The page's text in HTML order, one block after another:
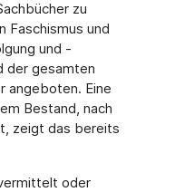
zu
Faschismus und
und -
der gesamten
angeboten. Eine
Bestand, nach
zeigt das bereits
oder